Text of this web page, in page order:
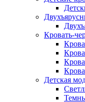
Кровать-
Детская